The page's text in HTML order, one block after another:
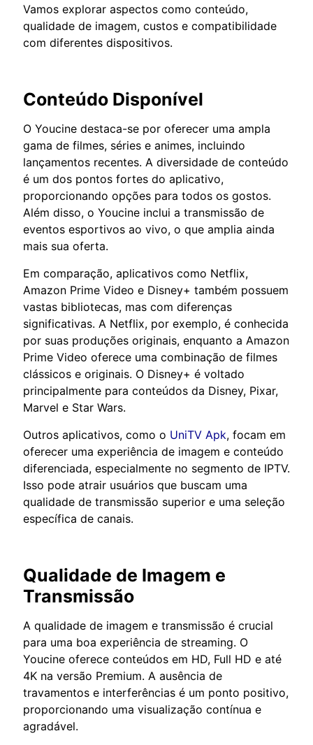
Vamos explorar aspectos como conteúdo,
qualidade de imagem, custos e compatibilidade
com diferentes dispositivos.
Conteúdo Disponível
O Youcine destaca-se por oferecer uma ampla
gama de filmes, séries e animes, incluindo
lançamentos recentes. A diversidade de conteúdo
é um dos pontos fortes do aplicativo,
proporcionando opções para todos os gostos.
Além disso, o Youcine inclui a transmissão de
eventos esportivos ao vivo, o que amplia ainda
mais sua oferta.
Em comparação, aplicativos como Netflix,
Amazon Prime Video e Disney+ também possuem
vastas bibliotecas, mas com diferenças
significativas. A Netflix, por exemplo, é conhecida
por suas produções originais, enquanto a Amazon
Prime Video oferece uma combinação de filmes
clássicos e originais. O Disney+ é voltado
principalmente para conteúdos da Disney, Pixar,
Marvel e Star Wars.
Outros aplicativos, como o UniTV Apk, focam em
oferecer uma experiência de imagem e conteúdo
diferenciada, especialmente no segmento de IPTV.
Isso pode atrair usuários que buscam uma
qualidade de transmissão superior e uma seleção
específica de canais.
Qualidade de Imagem e
Transmissão
A qualidade de imagem e transmissão é crucial
para uma boa experiência de streaming. O
Youcine oferece conteúdos em HD, Full HD e até
4K na versão Premium. A ausência de
travamentos e interferências é um ponto positivo,
proporcionando uma visualização contínua e
agradável.